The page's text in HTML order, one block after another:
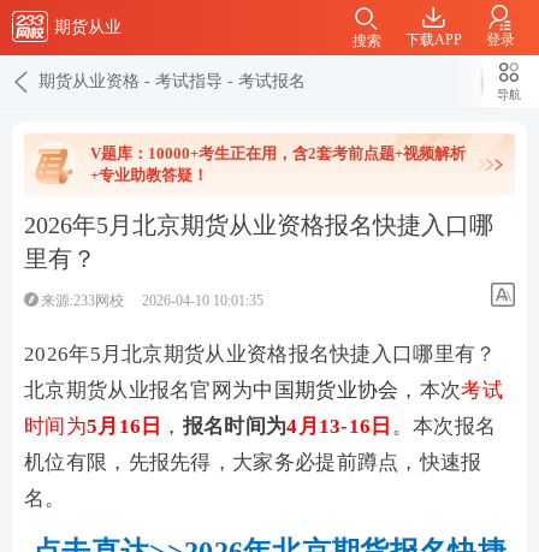
期货从业
下载APP 登录
搜索
期货从业资格 - 考试指导 - 考试报名
导航
V题库：10000+考生正在用，含2套考前点题+视频解析
+专业助教答疑！
2026年5月北京期货从业资格报名快捷入口哪
里有？
来源:233网校 2026-04-10 10:01:35
2026年5月北京期货从业资格报名快捷入口哪里有？
北京期货从业报名官网为中国期货业协会 ，本次考试
时间为5月16日 ， 报名时间为4月13-16日 。本次报名
机位有限，先报先得，大家务必提前蹲点，快速报
名。